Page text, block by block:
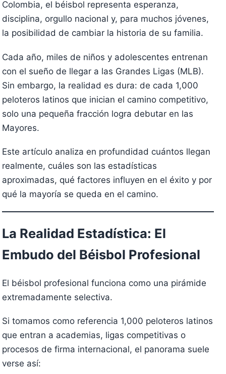
Colombia, el béisbol representa esperanza,
disciplina, orgullo nacional y, para muchos jóvenes,
la posibilidad de cambiar la historia de su familia.
Cada año, miles de niños y adolescentes entrenan
con el sueño de llegar a las Grandes Ligas (MLB).
Sin embargo, la realidad es dura: de cada 1,000
peloteros latinos que inician el camino competitivo,
solo una pequeña fracción logra debutar en las
Mayores.
Este artículo analiza en profundidad cuántos llegan
realmente, cuáles son las estadísticas
aproximadas, qué factores influyen en el éxito y por
qué la mayoría se queda en el camino.
La Realidad Estadística: El
Embudo del Béisbol Profesional
El béisbol profesional funciona como una pirámide
extremadamente selectiva.
Si tomamos como referencia 1,000 peloteros latinos
que entran a academias, ligas competitivas o
procesos de firma internacional, el panorama suele
verse así: